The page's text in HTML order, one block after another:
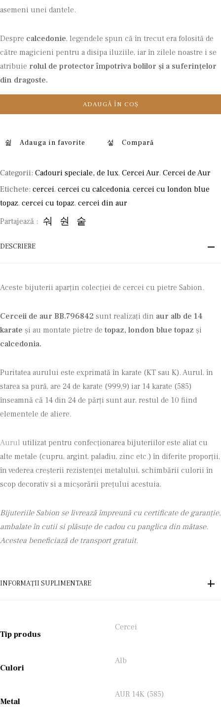
asemeni unei dantele.
Despre calcedonie, legendele spun că în trecut era folosită de
către magicieni pentru a disipa iluziile, iar în zilele noastre i se
atribuie rolul de protector împotriva bolilor și a suferințelor
din dragoste.
ADAUGĂ ÎN COȘ
Adauga in favorite Compară
Categorii: Cadouri speciale, de lux, Cercei Aur, Cercei de Aur
Etichete: cercei, cercei cu calcedonia, cercei cu london blue
topaz, cercei cu topaz, cercei din aur
Partajează :
DESCRIERE
Aceste bijuterii aparțin colecției de cercei cu pietre Sabion.
Cerceii de aur BB.796842 sunt realizați din aur alb de 14
karate și au montate pietre de topaz, london blue topaz și
calcedonia.
Puritatea aurului este exprimată în karate (KT sau K). Aurul, în
starea sa pură, are 24 de karate (999,9) iar 14 karate (585)
înseamnă că 14 din 24 de părţi sunt aur, restul de 10 fiind
elementele de aliere.
Aurul utilizat pentru confecţionarea bijuteriilor este aliat cu
alte metale (cupru, argint, paladiu, zinc etc.) în diferite proporții,
în vederea creşterii rezistenţei metalului, schimbării culorii în
scop decorativ si a micșorării prețului acestuia.
Bijuteriile Sabion se livrează împreună cu certificate de garanție,
ambalate în cutii si plăsuțe de cadou cu panglica din mătase.
Acestea beneficiază de transport gratuit.
INFORMAȚII SUPLIMENTARE
Tip produs
Cercei
Culori
Alb
Metal
AUR 14K (585)